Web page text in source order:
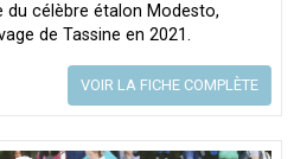
du célèbre étalon Modesto,
de Tassine en 2021.
VOIR LA FICHE COMPLÈTE